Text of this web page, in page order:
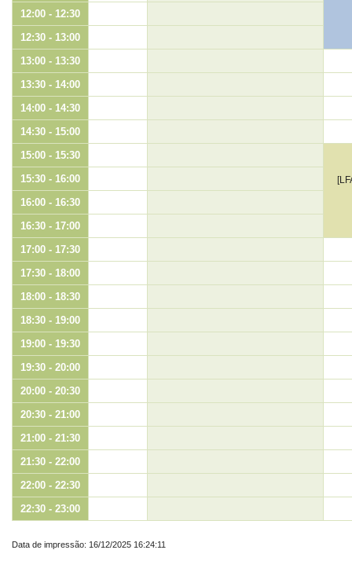
12:00 - 12:30
12:30 - 13:00
13:00 - 13:30
13:30 - 14:00
14:00 - 14:30
14:30 - 15:00
15:00 - 15:30
15:30 - 16:00
16:00 - 16:30
16:30 - 17:00
17:00 - 17:30
17:30 - 18:00
18:00 - 18:30
18:30 - 19:00
19:00 - 19:30
19:30 - 20:00
20:00 - 20:30
20:30 - 21:00
21:00 - 21:30
21:30 - 22:00
22:00 - 22:30
22:30 - 23:00
Data de impressão: 16/12/2025 16:24:11